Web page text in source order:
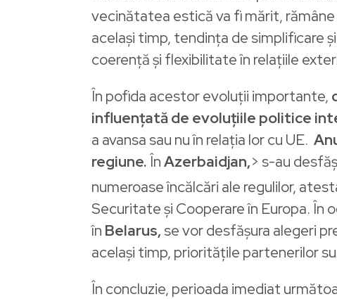
vecinătatea estică va fi mărit,
același timp, tendința de simplificare
coerență și flexibilitate în relațiile
În pofida acestor evoluții importante,
influențată de evoluțiile politice
a avansa sau nu în relația lor cu UE.
regiune. ÎnAzerbaidjan,> s-au
numeroase încălcări ale regulilor,
Securitate și Cooperare în Europa. În
în Belarus, se vor desfășura alegeri
același timp, prioritățile partenerilor
În concluzie, perioada imediat